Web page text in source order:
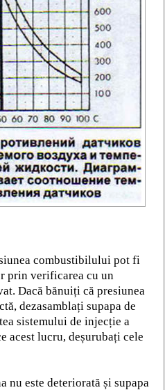
combustibilului pot fi
prin verificarea cu un
Dacă bănuiți că presiunea
dezasamblați supapa de
sistemului de injecție a
acest lucru, deșurubați cele
nu este deteriorată și supapa